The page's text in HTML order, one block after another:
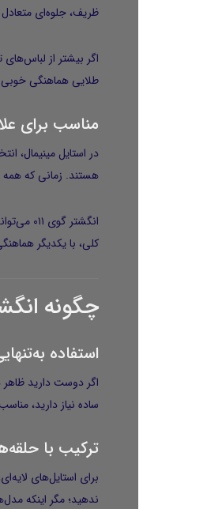
ظریف، جلوه‌ای
اگر بیشتر از
طلایی هماهنگی خوبی
مناسب برای
در استایل مینیمال،
هستند. زمانی که همه
کلی، با یکدیگر
چگونه انگشتر گوی
استفاده
اگر دوست دارید ظاهر
ساده نیاز دارید،
ترکیب با
برای استایل‌های
ندهید؛ مگر اینکه